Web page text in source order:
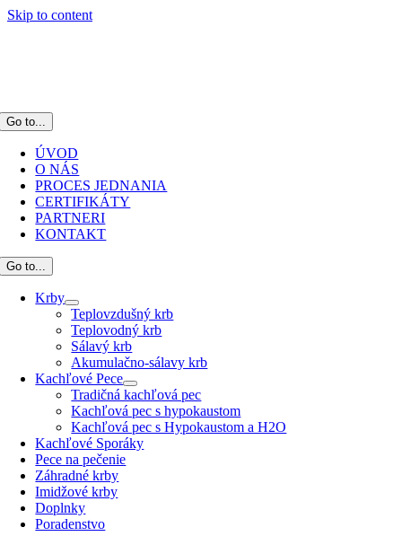
Skip to content
Go to...
ÚVOD
O NÁS
PROCES JEDNANIA
CERTIFIKÁTY
PARTNERI
KONTAKT
Go to...
Krby
Teplovzdušný krb
Teplovodný krb
Sálavý krb
Akumulačno-sálavy krb
Kachľové Pece
Tradičná kachľová pec
Kachľová pec s hypokaustom
Kachľová pec s Hypokaustom a H2O
Kachľové Sporáky
Pece na pečenie
Záhradné krby
Imidžové krby
Doplnky
Poradenstvo